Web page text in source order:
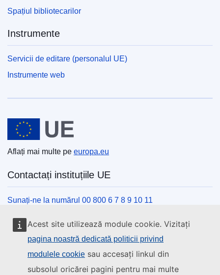
Acest site utilizează module cookie. Vizitați
pagina noastră dedicată politicii privind
modulele cookie sau accesați linkul din
subsolul oricărei pagini pentru mai multe
Spațiul bibliotecarilor
Instrumente
Servicii de editare (personalul UE)
Instrumente web
Uniunea Europeană
Aflați mai multe pe europa.eu
Contactați instituțiile UE
Sunați-ne la numărul 00 800 6 7 8 9 10 11
Utilizați alte opțiuni telefonice
Scrieți-ne completând formularul de contact